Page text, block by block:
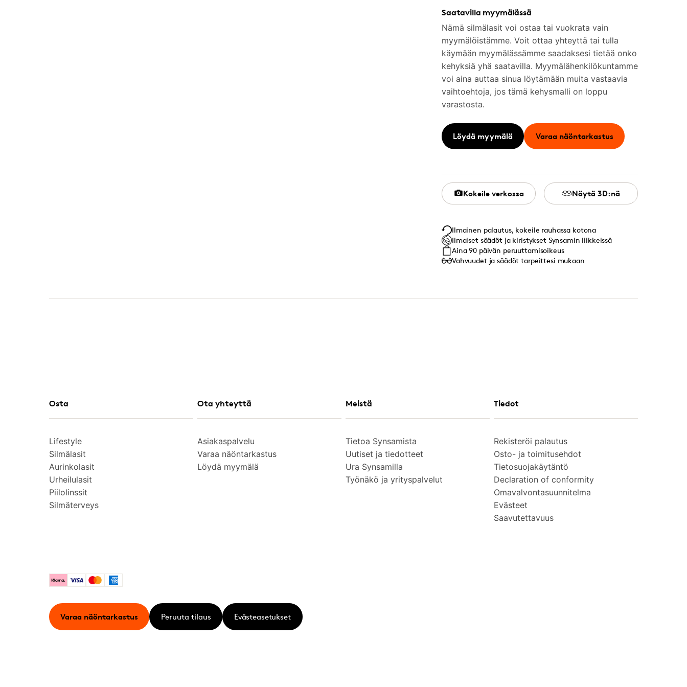
Saatavilla myymälässä
Nämä silmälasit voi ostaa tai vuokrata vain
myymälöistämme. Voit ottaa yhteyttä tai tulla
käymään myymälässämme saadaksesi tietää onko
kehyksiä yhä saatavilla. Myymälähenkilökuntamme
voi aina auttaa sinua löytämään muita vastaavia
vaihtoehtoja, jos tämä kehysmalli on loppu
varastosta.
Löydä myymälä Varaa näöntarkastus
Kokeile verkossa Näytä 3D:nä
Ilmainen palautus, kokeile rauhassa kotona
Ilmaiset säädöt ja kiristykset Synsamin liikkeissä
Aina 90 päivän peruuttamisoikeus
Vahvuudet ja säädöt tarpeittesi mukaan
Osta
Lifestyle
Silmälasit
Aurinkolasit
Urheilulasit
Piilolinssit
Silmäterveys
Ota yhteyttä
Asiakaspalvelu
Varaa näöntarkastus
Löydä myymälä
Meistä
Tietoa Synsamista
Uutiset ja tiedotteet
Ura Synsamilla
Työnäkö ja yrityspalvelut
Tiedot
Rekisteröi palautus
Osto- ja toimitusehdot
Tietosuojakäytäntö
Declaration of conformity
Omavalvontasuunnitelma
Evästeet
Saavutettavuus
KlarnaVisa MastercardAmerican Express
Varaa näöntarkastus Peruuta tilaus Evästeasetukset